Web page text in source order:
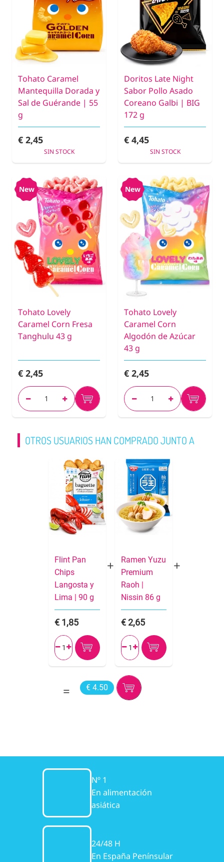
Tohato Caramel
Mantequilla Dorada y
Sal de Guérande | 55
g
€ 2,45
SIN STOCK
Doritos Late Night
Sabor Pollo Asado
Coreano Galbi | BIG
172 g
€ 4,45
SIN STOCK
New
Tohato Lovely
Caramel Corn Fresa
Tanghulu 43 g
€ 2,45
New
Tohato Lovely
Caramel Corn
Algodón de Azúcar
43 g
€ 2,45
OTROS USUARIOS HAN COMPRADO JUNTO A
Flint Pan
Chips
Langosta y
Lima | 90 g
1,85
 
Ramen Yuzu
Premium
Raoh |
Nissin 86 g
2,65
 
€ 4.50
Nº 1
En alimentación
asiática
24/48 H
En España Penínsular